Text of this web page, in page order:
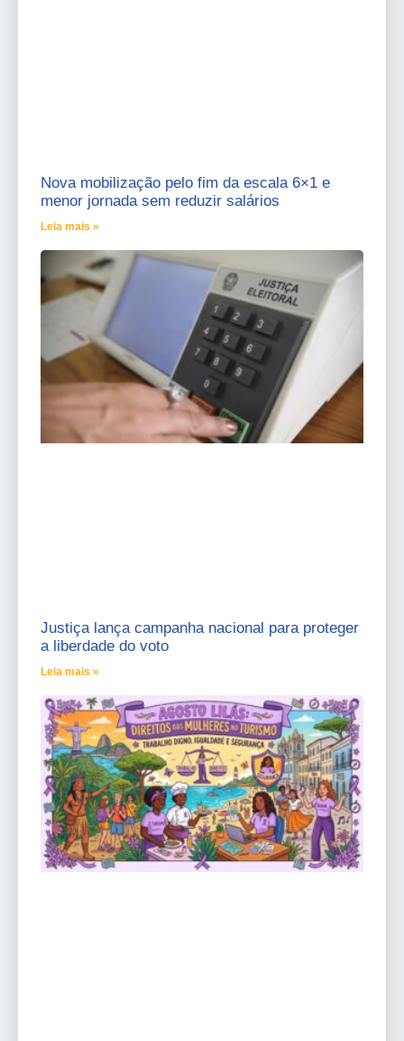
Nova mobilização pelo fim da escala 6×1 e
menor jornada sem reduzir salários
Leia mais »
Justiça lança campanha nacional para proteger
a liberdade do voto
Leia mais »